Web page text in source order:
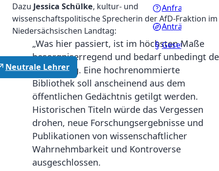
Anfragen
Anträge
Neutrale Lehrer
Dazu Jessica Schülke, kultur- und
wissenschaftspolitische Sprecherin der AfD-Fraktion im
Niedersächsischen Landtag:
„Was hier passiert, ist im höchsten Maße
besorgniserregend und bedarf unbedingt
Aufklärung. Eine hochrenommierte
Bibliothek soll anscheinend aus dem
öffentlichen Gedächtnis getilgt werden.
Historischen Titeln würde das Vergessen
drohen, neue Forschungsergebnisse und
Publikationen von wissenschaftlicher
Wahrnehmbarkeit und Kontroverse
ausgeschlossen.